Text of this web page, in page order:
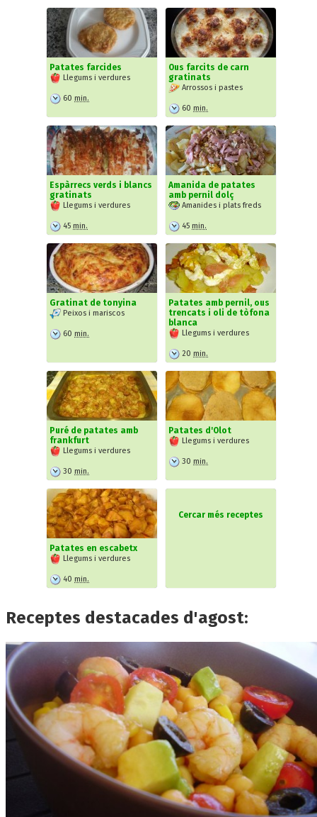
Patates farcides
Llegums i verdures
60 min.
Ous farcits de carn
gratinats
Arrossos i pastes
60 min.
Espàrrecs verds i blancs
gratinats
Llegums i verdures
45 min.
Amanida de patates
amb pernil dolç
Amanides i plats freds
45 min.
Gratinat de tonyina
Peixos i mariscos
60 min.
Patates amb pernil, ous
trencats i oli de tòfona
blanca
Llegums i verdures
20 min.
Puré de patates amb
frankfurt
Llegums i verdures
30 min.
Patates d'Olot
Llegums i verdures
30 min.
Patates en escabetx
Llegums i verdures
40 min.
Cercar més receptes
Receptes destacades d'agost: